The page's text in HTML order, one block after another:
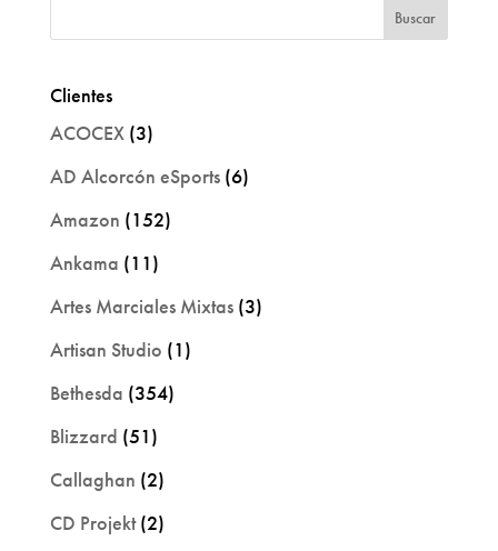
Clientes
ACOCEX(3)
AD Alcorcón eSports(6)
Amazon (152)
Ankama (11)
Artes Marciales Mixtas(3)
Artisan Studio (1)
Bethesda (354)
Blizzard (51)
Callaghan (2)
CD Projekt(2)